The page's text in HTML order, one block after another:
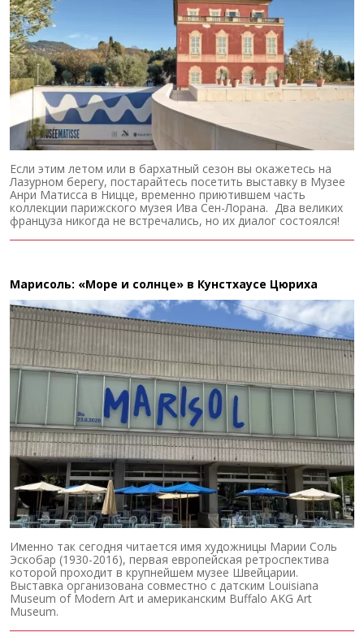
Если этим летом или в бархатный сезон вы окажетесь на
Лазурном берегу, постарайтесь посетить выставку в Музее
Анри Матисса в Ницце, временно приютившем часть
коллекции парижского музея Ива Сен-Лорана. Два великих
француза никогда не встречались, но их диалог состоялся!
Марисоль: «Море и солнце» в Кунстхаусе Цюриха
Именно так сегодня читается имя художницы Марии Соль
Эскобар (1930-2016), первая европейская ретроспектива
которой проходит в крупнейшем музее Швейцарии.
Выставка организована совместно с датским Louisiana
Museum of Modern Art и американским Buffalo AKG Art
Museum.